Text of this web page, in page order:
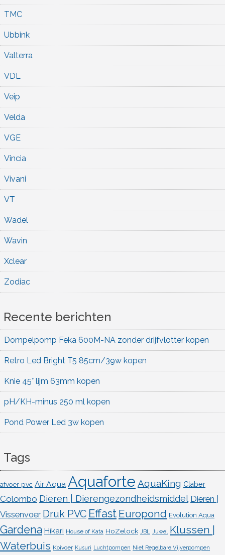
TMC
Ubbink
Valterra
VDL
Veip
Velda
VGE
Vincia
Vivani
VT
Wadel
Wavin
Xclear
Zodiac
Recente berichten
Dompelpomp Feka 600M-NA zonder drijfvlotter kopen
Retro Led Bright T5 85cm/39w kopen
Knie 45° lijm 63mm kopen
pH/KH-minus 250 ml kopen
Pond Power Led 3w kopen
Tags
afvoer pvc Air Aqua Aquaforte AquaKing Claber
Colombo Dieren | Dierengezondheidsmiddel Dieren |
Vissenvoer Druk PVC Effast Europond Evolution Aqua
Gardena Hikari House of Kata HoZelock JBL Juwel Klussen |
Waterbuis Koivoer Kusuri Luchtpompen Niet Regelbare Vijverpompen